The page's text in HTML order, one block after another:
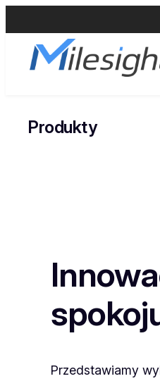
Przejdź
Produkty
Przedstawiamy